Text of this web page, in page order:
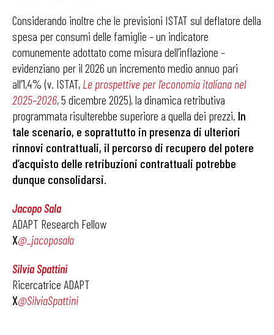
Considerando inoltre che le previsioni ISTAT sul deflatore della
spesa per consumi delle famiglie – un indicatore
comunemente adottato come misura dell’inflazione –
evidenziano per il 2026 un incremento medio annuo pari
all’1,4% (v. ISTAT, Le prospettive per l’economia italiana nel
2025–2026, 5 dicembre 2025), la dinamica retributiva
programmata risulterebbe superiore a quella dei prezzi. In
tale scenario, e soprattutto in presenza di ulteriori
rinnovi contrattuali, il percorso di recupero del potere
d’acquisto delle retribuzioni contrattuali potrebbe
dunque consolidarsi.
Jacopo Sala
ADAPT Research Fellow
X@_jacoposala
Silvia Spattini
Ricercatrice ADAPT
X@SilviaSpattini